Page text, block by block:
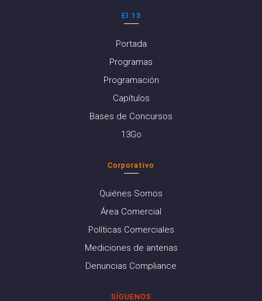
El 13
Portada
Programas
Programación
Capítulos
Bases de Concursos
13Go
Corporativo
Quiénes Somos
Área Comercial
Políticas Comerciales
Mediciones de antenas
Denuncias Compliance
SÍGUENOS